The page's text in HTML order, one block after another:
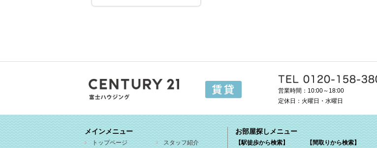
営業時間：10:00～18:00
定休日：火曜日・水曜日
メインメニュー
トップページ スタッフ紹介
お部屋探しメニュー
【駅徒歩から検索】 【間取りから検索】